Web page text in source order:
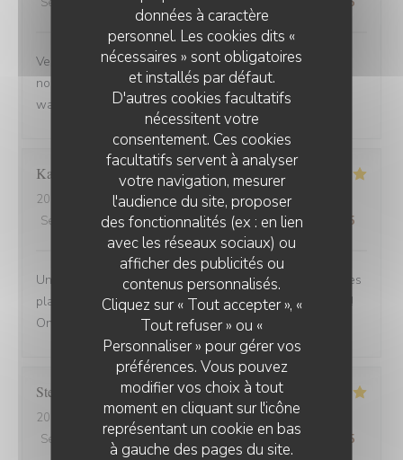
données à caractère
personnel. Les cookies dits «
nécessaires » sont obligatoires
et installés par défaut.
D'autres cookies facultatifs
nécessitent votre
consentement. Ces cookies
facultatifs servent à analyser
votre navigation, mesurer
l'audience du site, proposer
des fonctionnalités (ex : en lien
avec les réseaux sociaux) ou
afficher des publicités ou
contenus personnalisés.
Cliquez sur « Tout accepter », «
Tout refuser » ou «
Personnaliser » pour gérer vos
préférences. Vous pouvez
modifier vos choix à tout
moment en cliquant sur l'icône
représentant un cookie en bas
à gauche des pages du site.
Venue avec des amis de Belfort.super bien accueillis,
nous avons beaucoup apprécié la carbonade et le
waterzoi de poissons Nous reviendrons
Karine
2025-08-30
- 21:15 - Couverts 4
Service
/5 Ambiance: 5/5 Cuisine :5/5 Qualité / Prix /5
Une adresse a absolument découvrir ! Une ambiance,des
plats tous délicieux,un personnel attentionné et réactif !!
On reviendra....
Stefano
2025-08-30
- 12:00 - Couverts 6
Service
/5 Ambiance: 5 /5 Cuisine: 5/5 Qualité / Prix /5